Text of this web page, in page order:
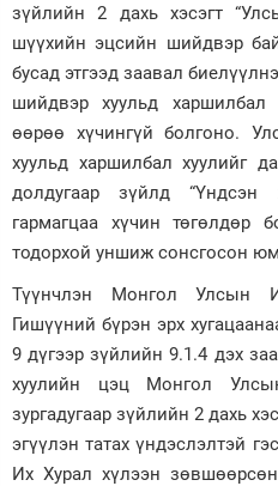
зүйлийн 2 дахь хэсэгт
шүүхийн эцсийн шийдвэр
бусад этгээд заавал
шийдвэр хуульд
өөрөө хүчингүй болгоно.
хуульд харшилбал хуулийг
долдугаар зүйлд
гармагцаа хүчин төгөлдөр
тодорхой уншиж сонсгосон
Түүнчлэн Монгол Улсын
Гишүүний бүрэн эрх
9 дүгээр зүйлийн 9.1.4 дэх
хуулийн цэц Монгол
зургадугаар зүйлийн 2 дахь
эгүүлэн татах үндэслэлтэй
Их Хурал хүлээн